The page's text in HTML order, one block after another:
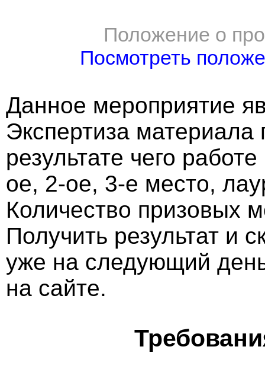
Положение о
Посмотреть
Данное мероприятие
Экспертиза
результате чего
ое, 2-ое, 3-е место,
Количество призовых
Получить результат и
уже на следующий
на сайте.